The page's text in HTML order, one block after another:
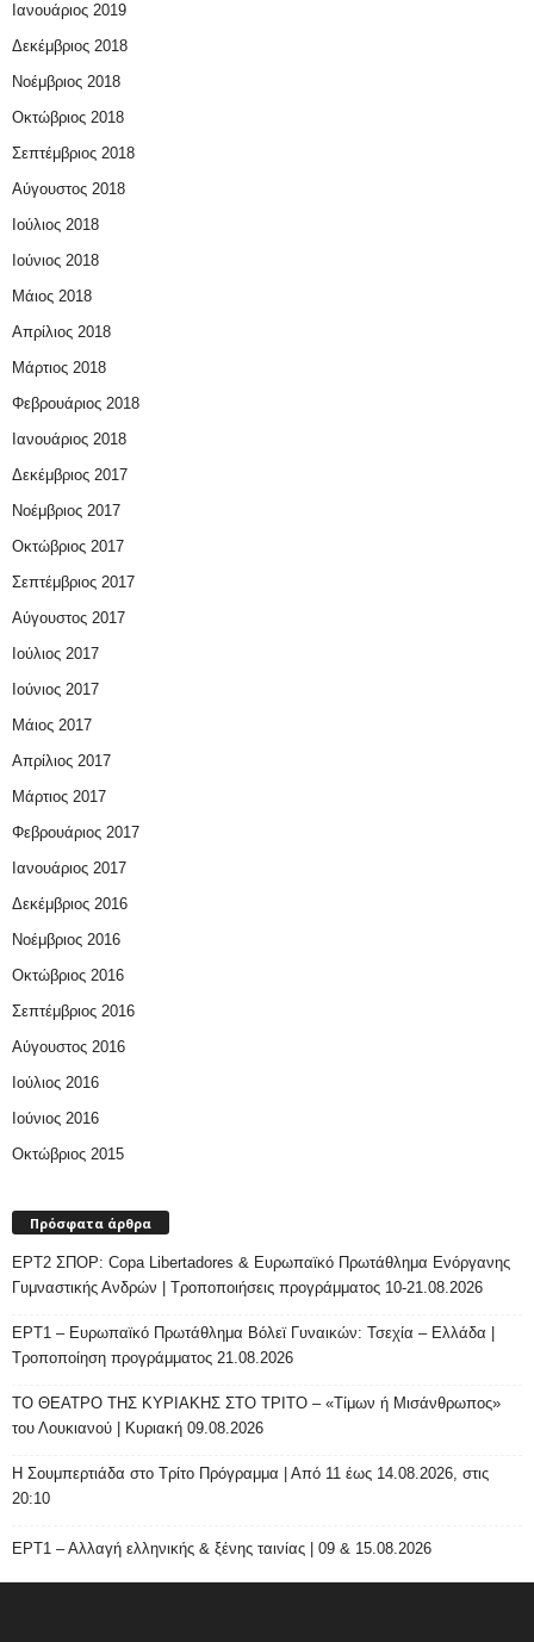
Ιανουάριος 2019
Δεκέμβριος 2018
Νοέμβριος 2018
Οκτώβριος 2018
Σεπτέμβριος 2018
Αύγουστος 2018
Ιούλιος 2018
Ιούνιος 2018
Μάιος 2018
Απρίλιος 2018
Μάρτιος 2018
Φεβρουάριος 2018
Ιανουάριος 2018
Δεκέμβριος 2017
Νοέμβριος 2017
Οκτώβριος 2017
Σεπτέμβριος 2017
Αύγουστος 2017
Ιούλιος 2017
Ιούνιος 2017
Μάιος 2017
Απρίλιος 2017
Μάρτιος 2017
Φεβρουάριος 2017
Ιανουάριος 2017
Δεκέμβριος 2016
Νοέμβριος 2016
Οκτώβριος 2016
Σεπτέμβριος 2016
Αύγουστος 2016
Ιούλιος 2016
Ιούνιος 2016
Οκτώβριος 2015
Πρόσφατα άρθρα
ΕΡΤ2 ΣΠΟΡ: Copa Libertadores & Ευρωπαϊκό Πρωτάθλημα Ενόργανης
Γυμναστικής Ανδρών | Τροποποιήσεις προγράμματος 10-21.08.2026
ΕΡΤ1 – Ευρωπαϊκό Πρωτάθλημα Βόλεϊ Γυναικών: Τσεχία – Ελλάδα |
Τροποποίηση προγράμματος 21.08.2026
ΤΟ ΘΕΑΤΡΟ ΤΗΣ ΚΥΡΙΑΚΗΣ ΣΤΟ ΤΡΙΤΟ – «Τίμων ή Μισάνθρωπος»
του Λουκιανού | Κυριακή 09.08.2026
H Σουμπερτιάδα στο Τρίτο Πρόγραμμα | Από 11 έως 14.08.2026, στις
20:10
ΕΡΤ1 – Αλλαγή ελληνικής & ξένης ταινίας | 09 & 15.08.2026